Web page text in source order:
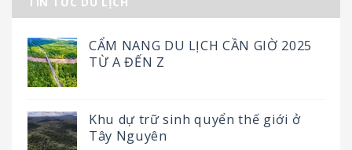
CẨM NANG DU LỊCH CẦN GIỜ 2025
TỪ A ĐẾN Z
Khu dự trữ sinh quyển thế giới ở
Tây Nguyên